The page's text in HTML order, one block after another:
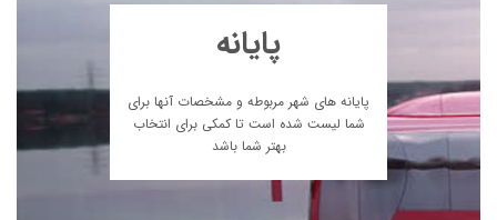
پایانه
پایانه های شهر مربوطه و مشخصات آنها برای
شما لیست شده است تا کمکی برای انتخاب
بهتر شما باشد